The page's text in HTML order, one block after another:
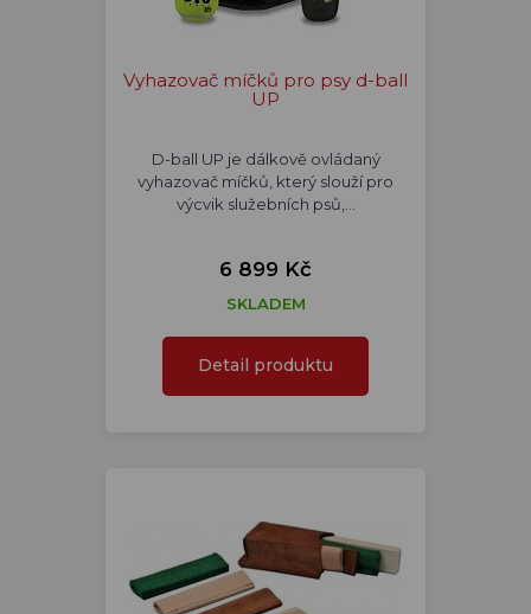
Vyhazovač míčků pro psy d-ball
UP
D-ball UP je dálkově ovládaný
vyhazovač míčků, který slouží pro
výcvik služebních psů,…
6 899 Kč
SKLADEM
Detail produktu